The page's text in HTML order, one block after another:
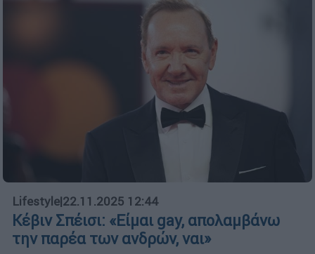
Lifestyle|22.11.2025 12:44
Κέβιν Σπέισι: «Είμαι gay, απολαμβάνω
την παρέα των ανδρών, ναι»